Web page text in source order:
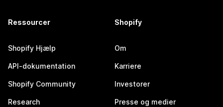
Ressourcer
Shopify Hjælp
API-dokumentation
Shopify Community
Research
Shopify
Om
Karriere
Investorer
Presse og medier